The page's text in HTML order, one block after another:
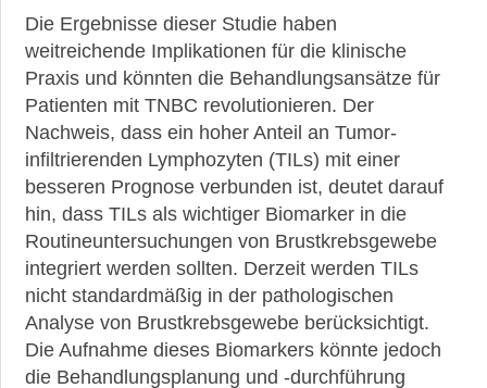
Die Ergebnisse dieser Studie haben
weitreichende Implikationen für die klinische
Praxis und könnten die Behandlungsansätze für
Patienten mit TNBC revolutionieren. Der
Nachweis, dass ein hoher Anteil an Tumor-
infiltrierenden Lymphozyten (TILs) mit einer
besseren Prognose verbunden ist, deutet darauf
hin, dass TILs als wichtiger Biomarker in die
Routineuntersuchungen von Brustkrebsgewebe
integriert werden sollten. Derzeit werden TILs
nicht standardmäßig in der pathologischen
Analyse von Brustkrebsgewebe berücksichtigt.
Die Aufnahme dieses Biomarkers könnte jedoch
die Behandlungsplanung und -durchführung